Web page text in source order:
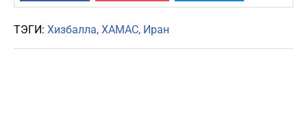
ТЭГИ: Хизбалла ХАМАС Иран